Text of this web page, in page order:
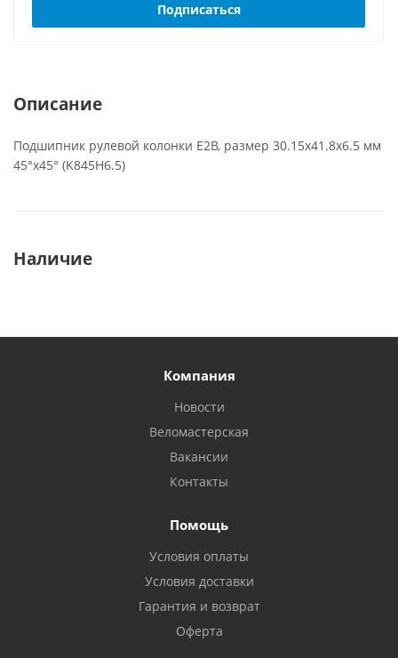
Подписаться
Описание
Подшипник рулевой колонки E2B, размер 30.15x41.8x6.5 мм
45°х45° (K845H6.5)
Наличие
Компания
Новости
Веломастерская
Вакансии
Контакты
Помощь
Условия оплаты
Условия доставки
Гарантия и возврат
Оферта